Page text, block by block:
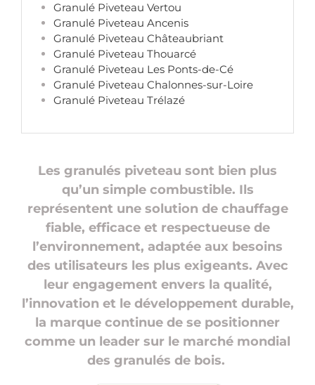
Granulé Piveteau Vertou
Granulé Piveteau Ancenis
Granulé Piveteau Châteaubriant
Granulé Piveteau Thouarcé
Granulé Piveteau Les Ponts-de-Cé
Granulé Piveteau Chalonnes-sur-Loire
Granulé Piveteau Trélazé
Les granulés piveteau sont bien plus
qu’un simple combustible. Ils
représentent une solution de chauffage
fiable, efficace et respectueuse de
l’environnement, adaptée aux besoins
des utilisateurs les plus exigeants. Avec
leur engagement envers la qualité,
l’innovation et le développement durable,
la marque continue de se positionner
comme un leader sur le marché mondial
des granulés de bois.